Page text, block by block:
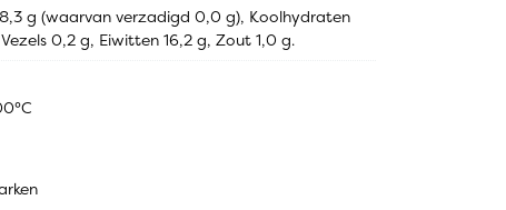
g (waarvan verzadigd 0,0 g), Koolhydraten
0,2 g, Eiwitten 16,2 g, Zout 1,0 g.